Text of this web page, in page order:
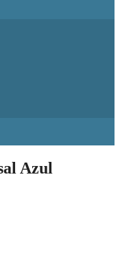
Azul